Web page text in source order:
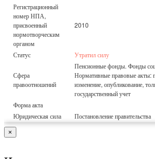
Регистрационный
номер НПА,
присвоенный
нормотворческим
органом
2010
Статус Утратил силу
Сфера
правоотношений
Пенсионные фонды. Фонды
Нормативные правовые акты:
изменение, опубликование,
государственный учет
Форма акта
Юридическая сила
Постановление правительства
×